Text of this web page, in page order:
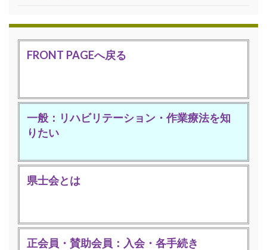
FRONT PAGEへ戻る
一般：リハビリテーション・作業療法を知
りたい
県士会とは
正会員・賛助会員：入会・各手続き